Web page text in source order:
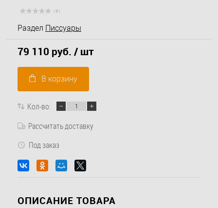
( 0 )
Раздел Писсуары
79 110 руб. / шт
В корзину
Кол-во:
Рассчитать доставку
Под заказ
ОПИСАНИЕ ТОВАРА